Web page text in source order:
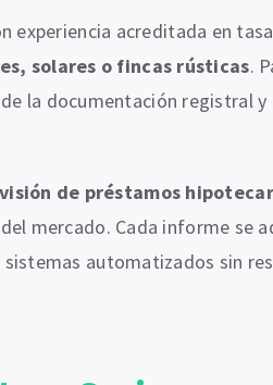
experiencia acreditada en
solares o fincas rústicas.
la documentación registral
de préstamos
mercado. Cada informe se
automatizados sin